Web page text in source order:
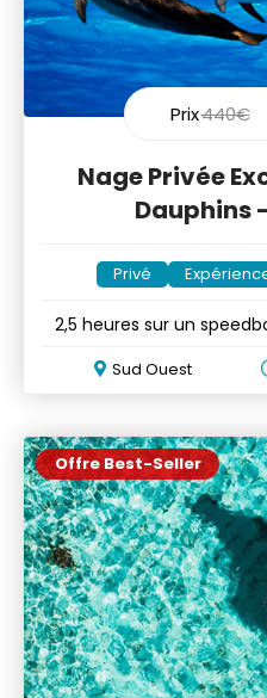
Prix440€
Nage Privée
Dauphins
Privé
2,5 heures sur un
Sud Ouest
Offre Best-Seller